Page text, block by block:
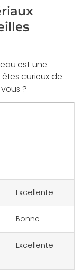
est une
curieux de
?
Excellente
Bonne
Excellente